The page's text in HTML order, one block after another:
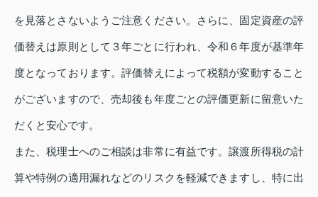
を見落とさないようご注意ください。さらに、固定資産の評
価替えは原則として３年ごとに行われ、令和６年度が基準年
度となっております。評価替えによって税額が変動すること
がございますので、売却後も年度ごとの評価更新に留意いた
だくと安心です。
また、税理士へのご相談は非常に有益です。譲渡所得税の計
算や特例の適用漏れなどのリスクを軽減できますし、特に出